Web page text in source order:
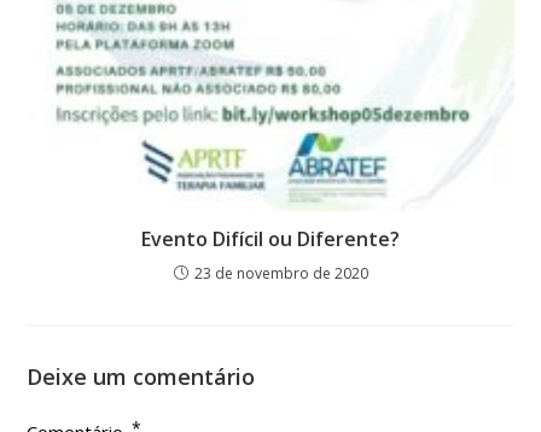
Evento Difícil ou Diferente?
23 de novembro de 2020
Deixe um comentário